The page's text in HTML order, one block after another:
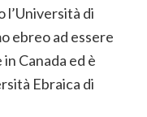
di
ebreo ad essere
Canada ed è
Ebraica di